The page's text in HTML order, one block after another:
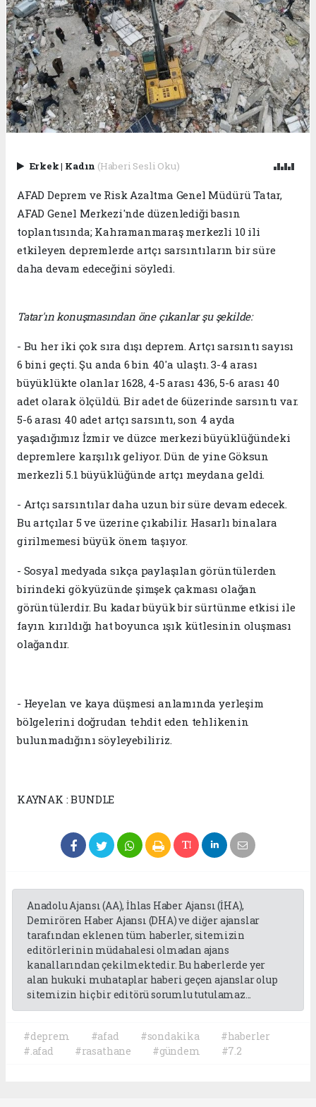
Erkek| Kadın (Haberi Sesli Oku)
AFAD Deprem ve Risk Azaltma Genel Müdürü Tatar,
AFAD Genel Merkezi'nde düzenlediği basın
toplantısında; Kahramanmaraş merkezli 10 ili
etkileyen depremlerde artçı sarsıntıların bir süre
daha devam edeceğini söyledi.
Tatar'ın konuşmasından öne çıkanlar şu şekilde:
- Bu her iki çok sıra dışı deprem. Artçı sarsıntı sayısı
6 bini geçti. Şu anda 6 bin 40'a ulaştı. 3-4 arası
büyüklükte olanlar 1628, 4-5 arası 436, 5-6 arası 40
adet olarak ölçüldü. Bir adet de 6üzerinde sarsıntı var.
5-6 arası 40 adet artçı sarsıntı, son 4 ayda
yaşadığımız İzmir ve düzce merkezi büyüklüğündeki
depremlere karşılık geliyor. Dün de yine Göksun
merkezli 5.1 büyüklüğünde artçı meydana geldi.
- Artçı sarsıntılar daha uzun bir süre devam edecek.
Bu artçılar 5 ve üzerine çıkabilir. Hasarlı binalara
girilmemesi büyük önem taşıyor.
- Sosyal medyada sıkça paylaşılan görüntülerden
birindeki gökyüzünde şimşek çakması olağan
görüntülerdir. Bu kadar büyük bir sürtünme etkisi ile
fayın kırıldığı hat boyunca ışık kütlesinin oluşması
olağandır.
- Heyelan ve kaya düşmesi anlamında yerleşim
bölgelerini doğrudan tehdit eden tehlikenin
bulunmadığını söyleyebiliriz.
KAYNAK : BUNDLE
Anadolu Ajansı (AA), İhlas Haber Ajansı (İHA),
Demirören Haber Ajansı (DHA) ve diğer ajanslar
tarafından eklenen tüm haberler, sitemizin
editörlerinin müdahalesi olmadan ajans
kanallarından çekilmektedir. Bu haberlerde yer
alan hukuki muhataplar haberi geçen ajanslar olup
sitemizin hiç bir editörü sorumlu tutulamaz...
#deprem #afad #sondakika
#haberler
#.afad
#rasathane #gündem #7.2